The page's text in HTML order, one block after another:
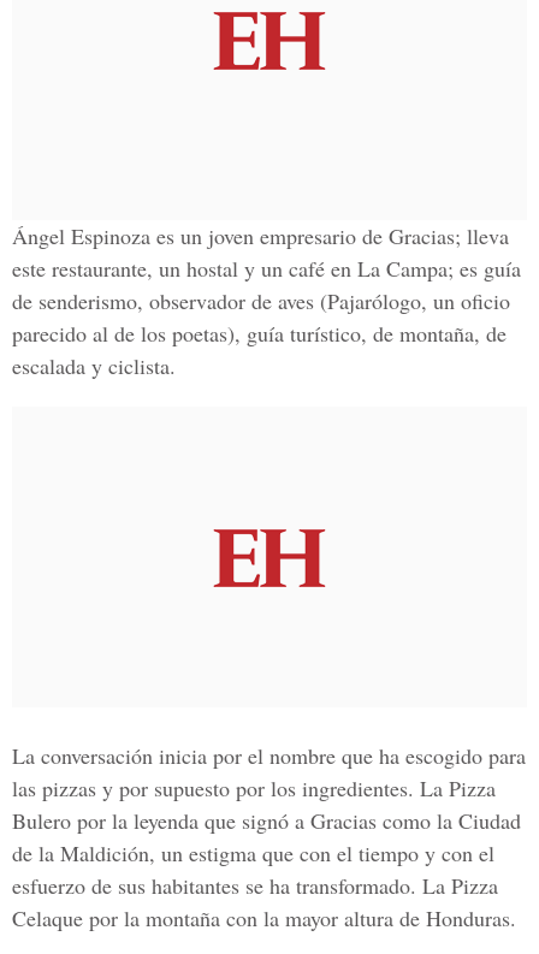
Ángel Espinoza es un joven empresario de Gracias; lleva
este restaurante, un hostal y un café en La Campa; es guía
de senderismo, observador de aves (Pajarólogo, un oficio
parecido al de los poetas), guía turístico, de montaña, de
escalada y ciclista.
La conversación inicia por el nombre que ha escogido para
las pizzas y por supuesto por los ingredientes. La Pizza
Bulero por la leyenda que signó a Gracias como la Ciudad
de la Maldición, un estigma que con el tiempo y con el
esfuerzo de sus habitantes se ha transformado. La Pizza
Celaque por la montaña con la mayor altura de Honduras.